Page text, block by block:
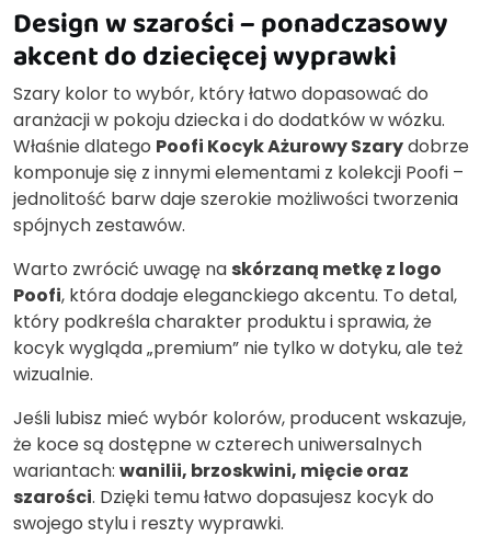
Design w szarości – ponadczasowy
akcent do dziecięcej wyprawki
Szary kolor to wybór, który łatwo dopasować do
aranżacji w pokoju dziecka i do dodatków w wózku.
Właśnie dlatego Poofi Kocyk Ażurowy Szarydobrze
komponuje się z innymi elementami z kolekcji Poofi –
jednolitość barw daje szerokie możliwości tworzenia
spójnych zestawów.
Warto zwrócić uwagę na skórzaną metkę z logo
Poofi, która dodaje eleganckiego akcentu. To detal,
który podkreśla charakter produktu i sprawia, że
kocyk wygląda „premium” nie tylko w dotyku, ale też
wizualnie.
Jeśli lubisz mieć wybór kolorów, producent wskazuje,
że koce są dostępne w czterech uniwersalnych
wariantach: wanilii, brzoskwini, mięcie oraz
szarości. Dzięki temu łatwo dopasujesz kocyk do
swojego stylu i reszty wyprawki.